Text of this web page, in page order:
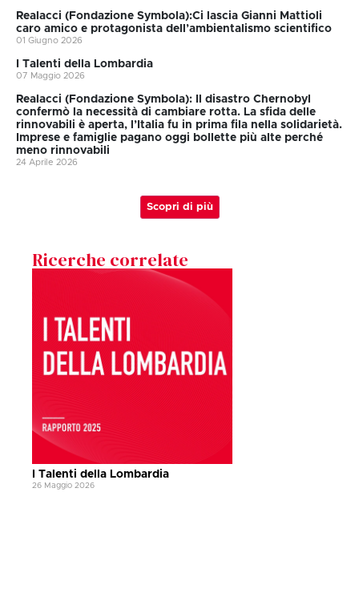
Realacci (Fondazione Symbola):Ci lascia Gianni Mattioli
caro amico e protagonista dell’ambientalismo scientifico
01 Giugno 2026
I Talenti della Lombardia
07 Maggio 2026
Realacci (Fondazione Symbola): Il disastro Chernobyl
confermò la necessità di cambiare rotta. La sfida delle
rinnovabili è aperta, l’Italia fu in prima fila nella solidarietà.
Imprese e famiglie pagano oggi bollette più alte perché
meno rinnovabili
24 Aprile 2026
Scopri di più
Ricerche correlate
I Talenti della Lombardia
26 Maggio 2026